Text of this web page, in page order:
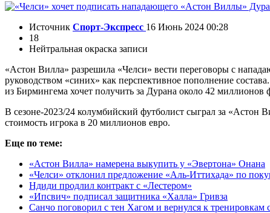
Источник Спорт-Экспресс 16 Июнь 2024 00:28
18
Нейтральная окраска записи
«Астон Вилла» разрешила «Челси» вести переговоры с
руководством «синих» как перспективное пополнение
из Бирмингема хочет получить за Дурана около 42
В сезоне-2023/24 колумбийский футболист сыграл за «Астон
стоимость игрока в 20 миллионов евро.
Еще по теме:
«Астон Вилла» намерена выкупить у «Эвертона» Онана
«Челси» отклонил предложение «Аль-Иттихада» по
Ндиди продлил контракт с «Лестером»
«Ипсвич» подписал защитника «Халла» Гривза
Санчо поговорил с тен Хагом и вернулся к